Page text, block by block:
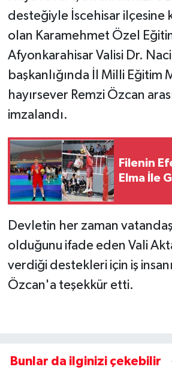
desteğiyle İscehisar ilçesine
olan Karamehmet Özel
Afyonkarahisar Valisi Dr.
başkanlığında İl Milli Eğitim
hayırsever Remzi Özcan
imzalandı.
Filenin
Elma İle
Devletin her zaman
olduğunu ifade eden Vali
verdiği destekleri için iş
Özcan'a teşekkür etti.
Bunlar da ilginizi çekebilir